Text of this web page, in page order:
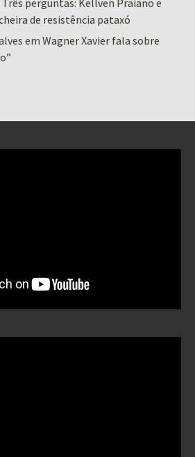
de resistência pataxó
emWagner Xavier fala sobre